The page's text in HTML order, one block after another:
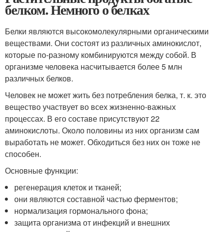
белком. Немного о белках
Белки являются высокомолекулярными органическими
веществами. Они состоят из различных аминокислот,
которые по-разному комбинируются между собой. В
организме человека насчитывается более 5 млн
различных белков.
Человек не может жить без потребления белка, т. к. это
вещество участвует во всех жизненно-важных
процессах. В его составе присутствуют 22
аминокислоты. Около половины из них организм сам
выработать не может. Обходиться без них он тоже не
способен.
Основные функции:
регенерация клеток и тканей;
они являются составной частью ферментов;
нормализация гормонального фона;
защита организма от инфекций и внешних